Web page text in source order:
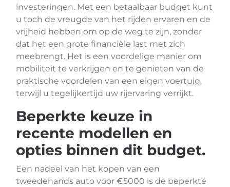
investeringen. Met een betaalbaar budget kunt
u toch de vreugde van het rijden ervaren en de
vrijheid hebben om op de weg te zijn, zonder
dat het een grote financiële last met zich
meebrengt. Het is een voordelige manier om
mobiliteit te verkrijgen en te genieten van de
praktische voordelen van een eigen voertuig,
terwijl u tegelijkertijd uw rijervaring verrijkt.
Beperkte keuze in
recente modellen en
opties binnen dit budget.
Een nadeel van het kopen van een
tweedehands auto voor €5000 is de beperkte